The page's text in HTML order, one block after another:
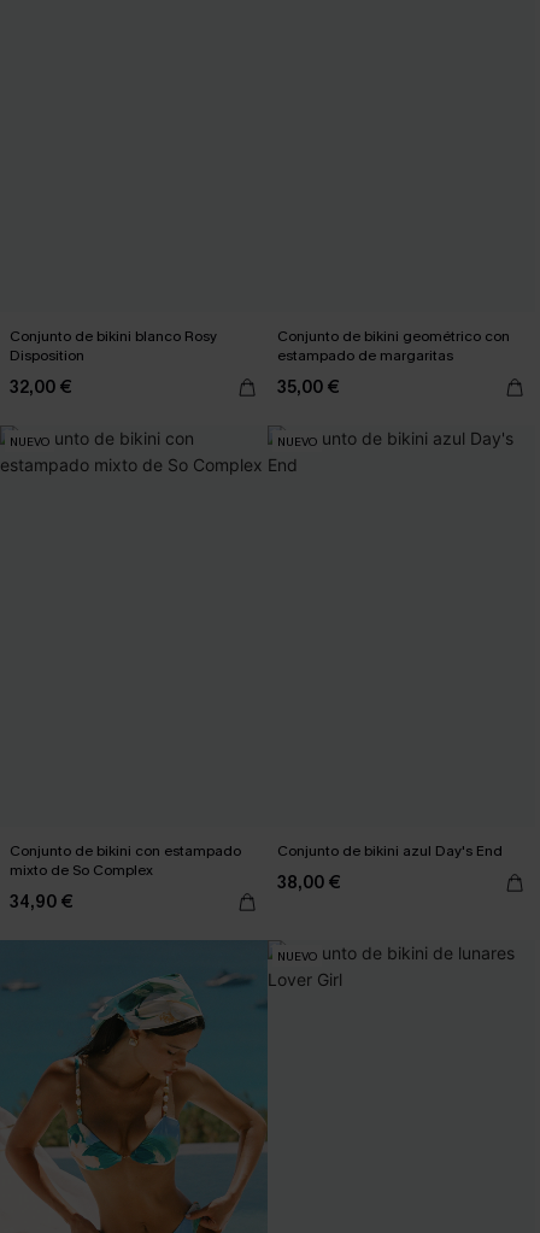
Conjunto de bikini blanco Rosy
Disposition
32,00 €
Conjunto de bikini geométrico con
estampado de margaritas
35,00 €
NUEVO
Conjunto de bikini con estampado
mixto de So Complex
34,90 €
NUEVO
Conjunto de bikini azul Day's End
38,00 €
NUEVO